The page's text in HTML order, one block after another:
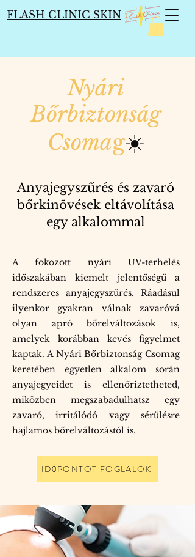
FLASH CLINIC SKIN
Nyári
Bőrbiztonság
Csomag☀️
Anyajegyszűrés és zavaró
bőrkinövések eltávolítása
egy alkalommal
A fokozott nyári UV-terhelés
időszakában kiemelt jelentőségű a
rendszeres anyajegyszűrés. Ráadásul
ilyenkor gyakran válnak zavaróvá
olyan apró bőrelváltozások is,
amelyek korábban kevés figyelmet
kaptak. A Nyári Bőrbiztonság Csomag
keretében egyetlen alkalom során
anyajegyeidet is ellenőriztetheted,
miközben megszabadulhatsz egy
zavaró, irritálódó vagy sérülésre
hajlamos bőrelváltozástól is.
IDŐPONTOT FOGLALOK